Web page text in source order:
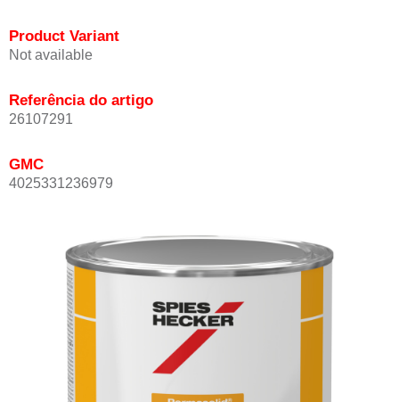
Product Variant
Not available
Referência do artigo
26107291
GMC
4025331236979